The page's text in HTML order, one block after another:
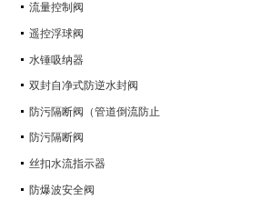
流量控制阀
遥控浮球阀
水锤吸纳器
双封自净式防逆水封阀
防污隔断阀（管道倒流防止
防污隔断阀
丝扣水流指示器
防爆波安全阀